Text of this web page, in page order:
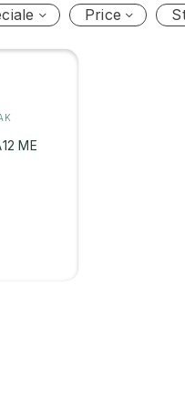
Price
ME